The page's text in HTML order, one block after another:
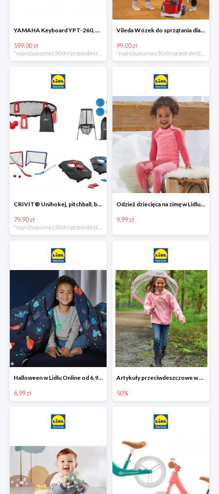
YAMAHA Keyboard YPT-260, 61 klawiszy
599.00 zł
*najniższa cena z 30 dni przed obniżką
Vileda Wózek do sprzątania dla dzieci
99.00 zł
*najniższa cena z 30 dni przed obniżką
CRIVIT® Unihokej, pitchball, bean bag lub disc golf
79.90 zł
Odzież dziecięca na zimę w Lidlu Online od 9,99 zł
9.99 zł
Halloween w Lidlu Online od 6,99 zł
6.99 zł
Artykuły przeciwdeszczowe w Lodilu Online do -50%
50%